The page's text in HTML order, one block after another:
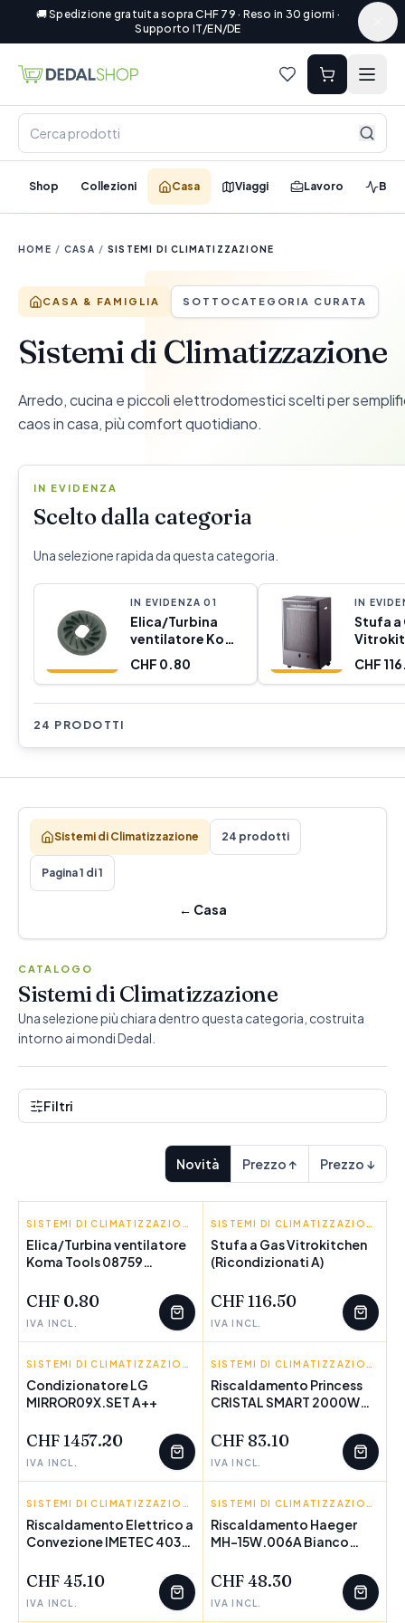
🚚 Spedizione gratuita sopra CHF 79 · Reso in 30 giorni ·
Supporto IT/EN/DE
Shop Collezioni Casa Viaggi Lavoro
HOME / CASA / SISTEMI DI CLIMATIZZAZIONE
CASA & FAMIGLIA SOTTOCATEGORIA CURATA
Sistemi di Climatizzazione
Arredo, cucina e piccoli elettrodomestici scelti per
caos in casa, più comfort quotidiano.
IN EVIDENZA
Scelto dalla categoria
Una selezione rapida da questa categoria.
IN EVIDENZA 0 1
Elica/Turbina
ventilatore Koma
Tools 08759
Ricambio
CHF 0.80
IN
Stufa a
A)
CHF
24 PRODOTTI
Sistemi di Climatizzazione 24 prodotti
Pagina 1 di 1
← Casa
CATALOGO
Sistemi di Climatizzazione
Una selezione più chiara dentro questa categoria, costruita
intorno ai mondi Dedal.
Filtri
Novità Prezzo ↑ Prezzo ↓
KOMA TOOLS
POCHI PEZZI
SISTEMI DI CLIMATIZZAZIONE
Elica/Turbina ventilatore
Koma Tools 08759
CHF 0.80
IVA INCL.
VITROKITCHEN
POCHI PEZZI
SISTEMI DI CLIMATIZZAZIONE
Stufa a Gas Vitrokitchen
(Ricondizionati A)
CHF 116.50
IVA INCL.
LG
POCHI PEZZI
SISTEMI DI CLIMATIZZAZIONE
Condizionatore LG
MIRROR09X.SET A++
CHF 1457.20
IVA INCL.
PRINCESS
POCHI PEZZI
SISTEMI DI CLIMATIZZAZIONE
Riscaldamento Princess
CRISTAL SMART 2000W
CHF 83.10
IVA INCL.
IMETEC
POCHI PEZZI
SISTEMI DI CLIMATIZZAZIONE
Riscaldamento Elettrico a
Convezione IMETEC 4034
(Ricondizionati A)
CHF 45.10
IVA INCL.
HAEGER
POCHI PEZZI
SISTEMI DI CLIMATIZZAZIONE
Riscaldamento Haeger
MH-15W.006A Bianco
CHF 48.30
IVA INCL.